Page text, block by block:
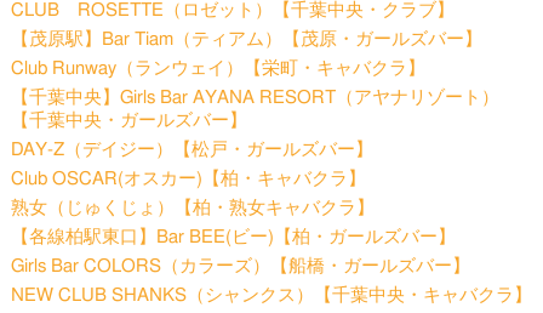
CLUB ROSETTE（ロゼット）【千葉中央・クラブ】
【茂原駅】Bar Tiam（ティアム）【茂原・ガールズバー】
Club Runway（ランウェイ）【栄町・キャバクラ】
【千葉中央】Girls Bar AYANA RESORT（アヤナリゾート）
【千葉中央・ガールズバー】
DAY-Z（デイジー）【松戸・ガールズバー】
Club OSCAR(オスカー)【柏・キャバクラ】
熟女（じゅくじょ）【柏・熟女キャバクラ】
【各線柏駅東口】Bar BEE(ビー)【柏・ガールズバー】
Girls Bar COLORS（カラーズ）【船橋・ガールズバー】
NEW CLUB SHANKS（シャンクス）【千葉中央・キャバクラ】